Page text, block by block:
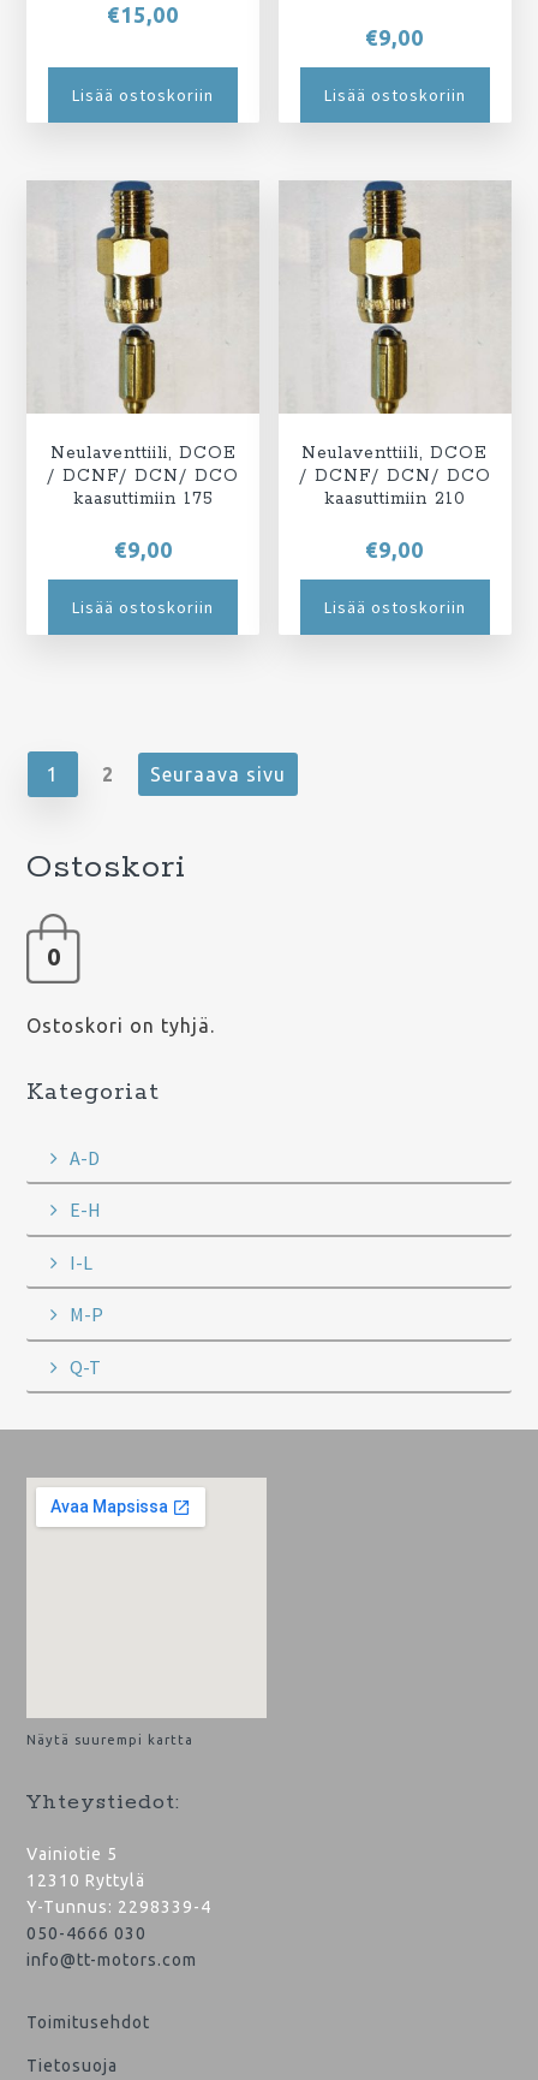
€15,00
Lisää ostoskoriin
€9,00
Lisää ostoskoriin
Neulaventtiili, DCOE
/ DCNF/ DCN/ DCO
kaasuttimiin 175
€9,00
Lisää ostoskoriin
Neulaventtiili, DCOE
/ DCNF/ DCN/ DCO
kaasuttimiin 210
€9,00
Lisää ostoskoriin
1 2 Seuraava sivu
Ostoskori
0
Ostoskori on tyhjä.
Kategoriat
A-D
E-H
I-L
M-P
Q-T
Footer
Näytä suurempi kartta
Yhteystiedot:
Vainiotie 5
12310 Ryttylä
Y-Tunnus: 2298339-4
050-4666 030
info@tt-motors.com
Toimitusehdot
Tietosuoja